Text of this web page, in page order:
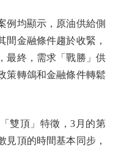
均顯示，原油供給側
間金融條件趨於收緊，
最終，需求「戰勝」供
策轉鴿和金融條件轉鬆
頂」特徵，3月的第
見頂的時間基本同步，